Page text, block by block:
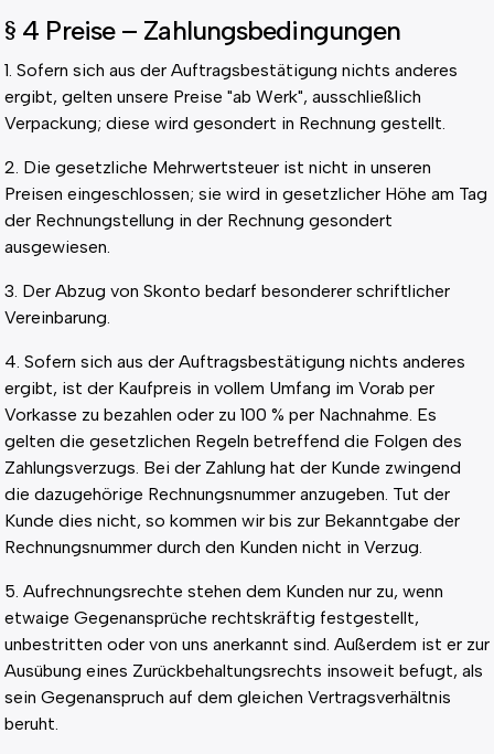
§ 4 Preise – Zahlungsbedingungen
1. Sofern sich aus der Auftragsbestätigung nichts anderes
ergibt, gelten unsere Preise "ab Werk", ausschließlich
Verpackung; diese wird gesondert in Rechnung gestellt.
2. Die gesetzliche Mehrwertsteuer ist nicht in unseren
Preisen eingeschlossen; sie wird in gesetzlicher Höhe am Tag
der Rechnungstellung in der Rechnung gesondert
ausgewiesen.
3. Der Abzug von Skonto bedarf besonderer schriftlicher
Vereinbarung.
4. Sofern sich aus der Auftragsbestätigung nichts anderes
ergibt, ist der Kaufpreis in vollem Umfang im Vorab per
Vorkasse zu bezahlen oder zu 100 % per Nachnahme. Es
gelten die gesetzlichen Regeln betreffend die Folgen des
Zahlungsverzugs. Bei der Zahlung hat der Kunde zwingend
die dazugehörige Rechnungsnummer anzugeben. Tut der
Kunde dies nicht, so kommen wir bis zur Bekanntgabe der
Rechnungsnummer durch den Kunden nicht in Verzug.
5. Aufrechnungsrechte stehen dem Kunden nur zu, wenn
etwaige Gegenansprüche rechtskräftig festgestellt,
unbestritten oder von uns anerkannt sind. Außerdem ist er zur
Ausübung eines Zurückbehaltungsrechts insoweit befugt, als
sein Gegenanspruch auf dem gleichen Vertragsverhältnis
beruht.